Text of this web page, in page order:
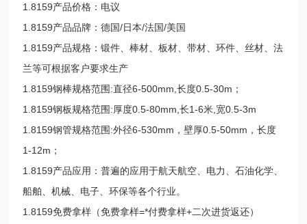
1.8159产品价格：电议
1.8159产品品牌：德国/日本/法国/美国
1.8159产品规格：锻件、棒材、板材、带材、环件、丝材、法
兰等可根据客户要求生产
1.8159钢棒规格范围:直径6-500mm,长度0.5-30m；
1.8159钢板规格范围:厚度0.5-80mm,长1-6米,宽0.5-3m
1.8159钢管规格范围:外径6-530mm，壁厚0.5-50mm，长度
1-12m；
1.8159产品应用：普遍的应用于航天航空、电力、石油化学、
船舶、机械、电子、环保等各个行业。
1.8159免费拿样（免费拿样=*付费拿样+二次进货返还）